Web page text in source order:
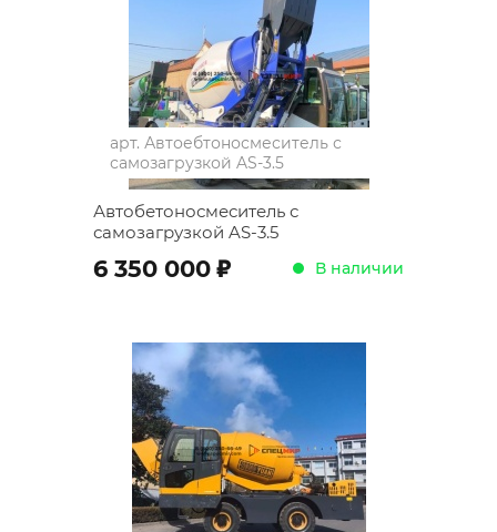
арт. Автоебтоносмеситель с
самозагрузкой AS-3.5
Автобетоносмеситель с
самозагрузкой AS-3.5
6 350 000 ; В наличии